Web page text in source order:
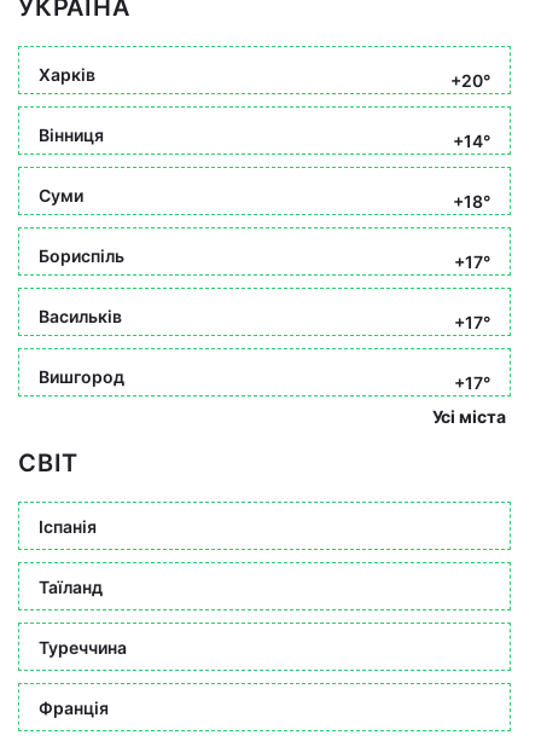
УКРАЇНА
Харків +20°
Вінниця +14°
Суми +18°
Бориспіль +17°
Васильків +17°
Вишгород
+17°
Усі міста
СВІТ
Іспанія
Таїланд
Туреччина
Франція